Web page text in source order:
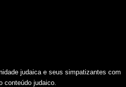
judaica e seus simpatizantes com
conteúdo judaico.